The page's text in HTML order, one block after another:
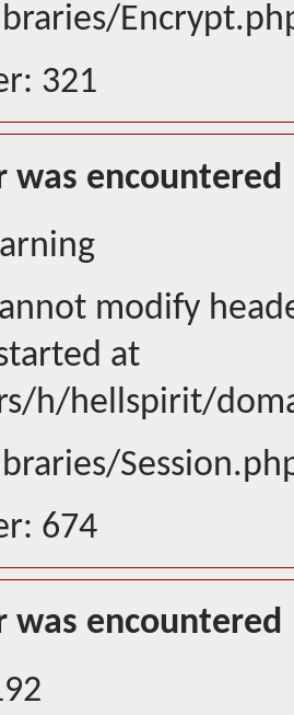
321
was encountered
modify
at
h/hellspirit/
674
was encountered